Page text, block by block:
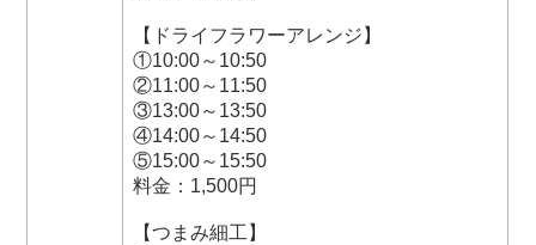
【ドライフラワーアレンジ】
①10:00～10:50
②11:00～11:50
③13:00～13:50
④14:00～14:50
⑤15:00～15:50
料金：1,500円
【つまみ細工】